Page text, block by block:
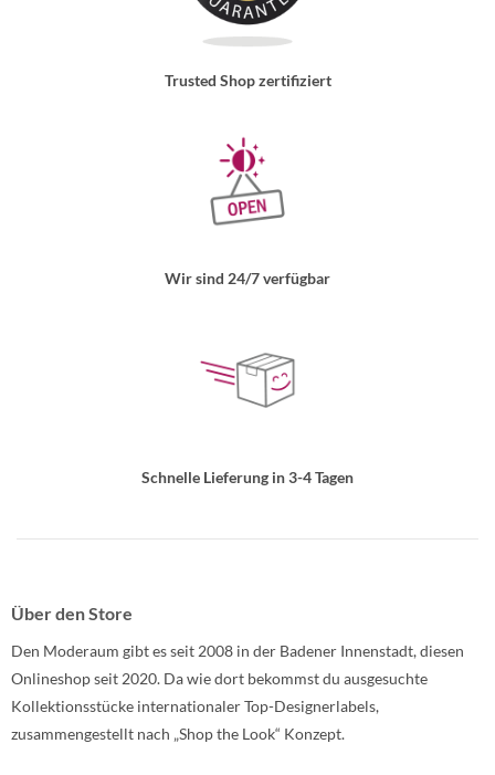
Trusted Shop zertifiziert
Wir sind 24/7 verfügbar
Schnelle Lieferung in 3-4 Tagen
Über den Store
Den Moderaum gibt es seit 2008 in der Badener Innenstadt, diesen
Onlineshop seit 2020. Da wie dort bekommst du ausgesuchte
Kollektionsstücke internationaler Top-Designerlabels,
zusammengestellt nach „Shop the Look“ Konzept.